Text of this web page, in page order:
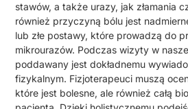
stawów, a także urazy, jak złamania
również przyczyną bólu jest
lub złe postawy, które prowadzą do
mikrourazów. Podczas wizyty w
poddawany jest dokładnemu
fizykalnym. Fizjoterapeuci muszą
które jest bolesne, ale również całą